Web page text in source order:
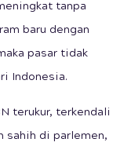
tanpa
baru dengan
pasar tidak
Indonesia.
terukur, terkendali
sahih di parlemen,